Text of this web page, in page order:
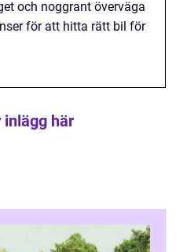
och noggrant överväga
för att hitta rätt bil för
inlägg här